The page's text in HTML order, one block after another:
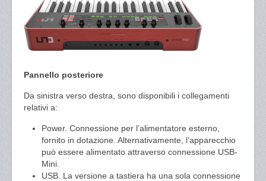
Pannello posteriore
Da sinistra verso destra, sono disponibili i collegamenti
relativi a:
Power. Connessione per l’alimentatore esterno,
fornito in dotazione. Alternativamente, l’apparecchio
può essere alimentato attraverso connessione USB-
Mini.
USB. La versione a tastiera ha una sola connessione